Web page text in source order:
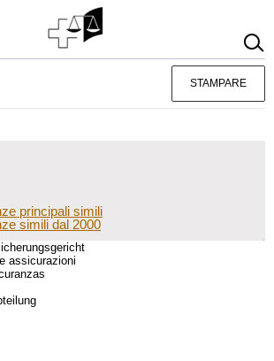
STAMPARE
principali simili
simili dal 2000
assicurazioni